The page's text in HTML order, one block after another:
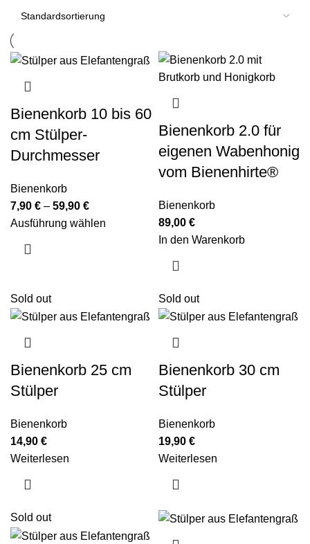
Bienenkorb 10 bis 60
cm Stülper-
Durchmesser
Bienenkorb
7,90 € – 59,90 €
Ausführung wählen
Bienenkorb 2.0 für
eigenen Wabenhonig
vom Bienenhirte®
Bienenkorb
89,00 €
In den Warenkorb
Sold out
Bienenkorb 25 cm
Stülper
Bienenkorb
14,90 €
Weiterlesen
Sold out
Bienenkorb 30 cm
Stülper
Bienenkorb
19,90 €
Weiterlesen
Sold out